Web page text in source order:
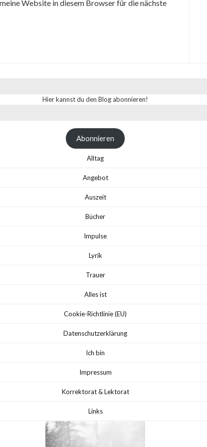
Website in diesem Browser für die nächste
Hier kannst du den Blog abonnieren!
Abonnieren
Alltag
Angebot
Auszeit
Bücher
Impulse
Lyrik
Trauer
Alles ist
Cookie-Richtlinie (EU)
Datenschutzerklärung
Ich bin
Impressum
Korrektorat & Lektorat
Links